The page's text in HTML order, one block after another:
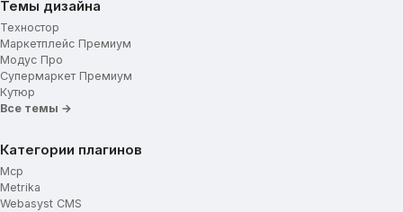
Темы дизайна
Техностор
Маркетплейс Премиум
Модус Про
Супермаркет Премиум
Кутюр
Все темы →
Категории плагинов
Mcp
Metrika
Webasyst CMS